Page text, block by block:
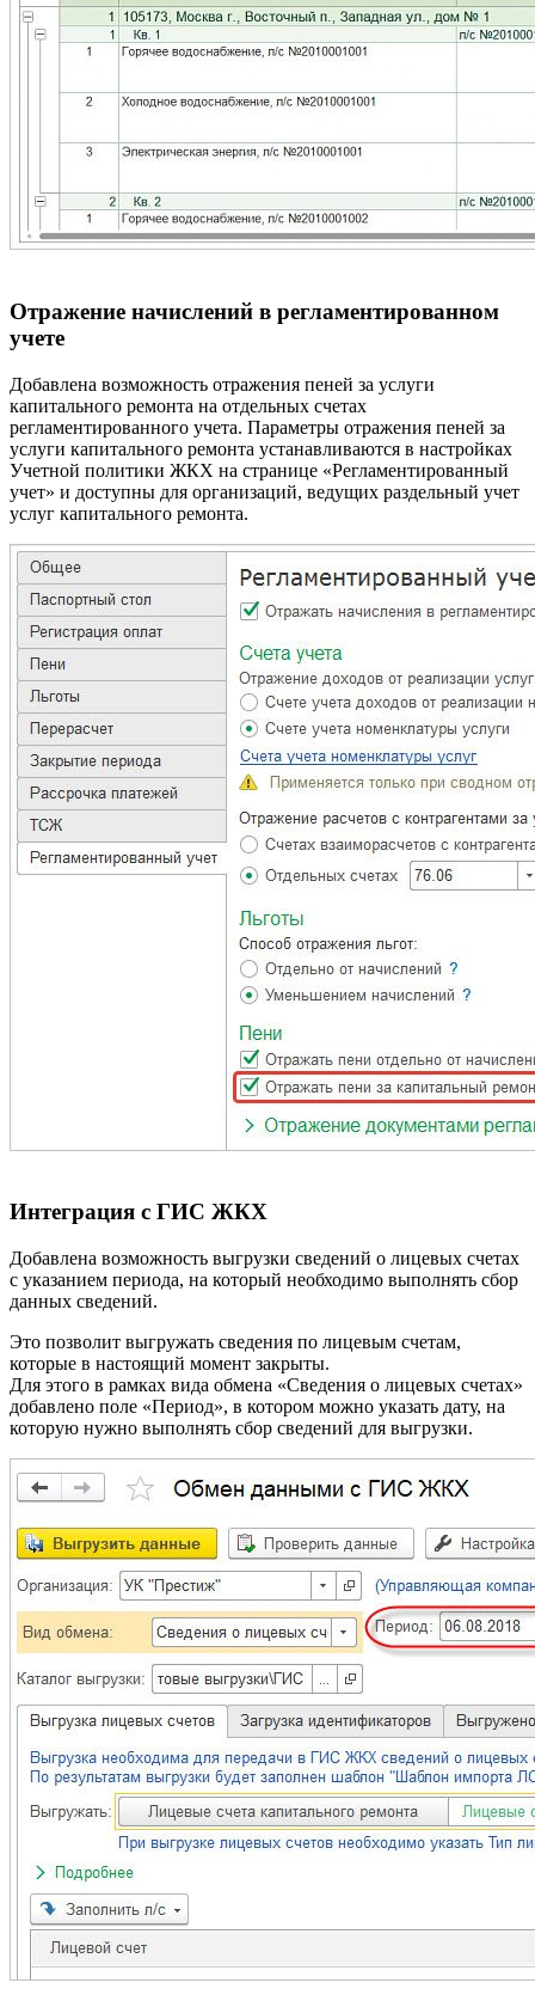
Отражение начислений в регламентированном
учете
Добавлена возможность отражения пеней за услуги
капитального ремонта на отдельных счетах
регламентированного учета. Параметры отражения пеней за
услуги капитального ремонта устанавливаются в настройках
Учетной политики ЖКХ на странице «Регламентированный
учет» и доступны для организаций, ведущих раздельный учет
услуг капитального ремонта.
Интеграция с ГИС ЖКХ
Добавлена возможность выгрузки сведений о лицевых счетах
с указанием периода, на который необходимо выполнять сбор
данных сведений.
Это позволит выгружать сведения по лицевым счетам,
которые в настоящий момент закрыты.
Для этого в рамках вида обмена «Сведения о лицевых счетах»
добавлено поле «Период», в котором можно указать дату, на
которую нужно выполнять сбор сведений для выгрузки.